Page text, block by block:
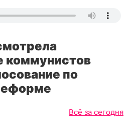
коммунистов
по
Всё за сегодня